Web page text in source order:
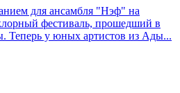
для ансамбля "Нэф" на
фестиваль, прошедший в
Теперь у юных артистов из Ады...